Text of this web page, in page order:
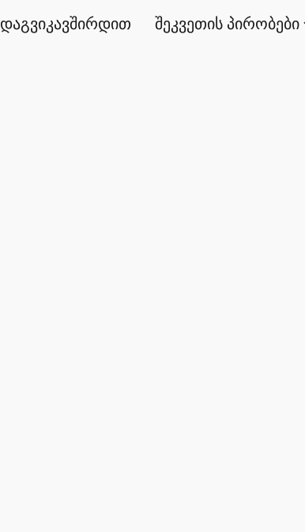
დაგვიკავშირდით შეკვეთის პირობები